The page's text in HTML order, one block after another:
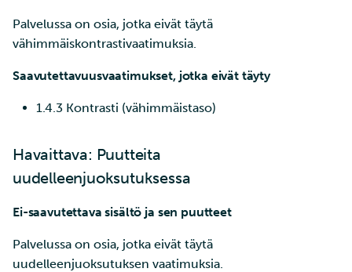
Palvelussa on osia, jotka eivät täytä
vähimmäiskontrastivaatimuksia.
Saavutettavuusvaatimukset, jotka eivät täyty
1.4.3 Kontrasti (vähimmäistaso)
Havaittava: Puutteita
uudelleenjuoksutuksessa
Ei-saavutettava sisältö ja sen puutteet
Palvelussa on osia, jotka eivät täytä
uudelleenjuoksutuksen vaatimuksia.